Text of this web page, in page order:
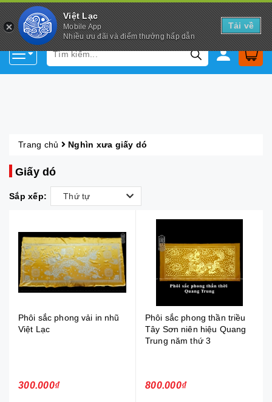
Việt Lạc
Mobile App
Nhiều ưu đãi và điểm thưởng hấp dẫn
Tải về
Trang chủ Nghìn xưa giấy dó
Giấy dó
Sắp xếp: Thứ tự
Phôi sắc phong vải in nhũ
Việt Lạc
300.000₫
Phôi sắc phong thần triều
Tây Sơn niên hiệu Quang
Trung năm thứ 3
800.000₫